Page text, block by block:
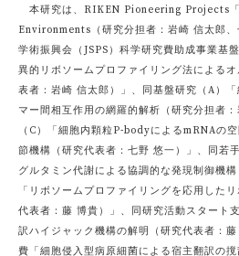
本研究は、RIKEN Pioneering Projects
Environments（研究分担者：岩崎 信太郎
学術振興会（JSPS）科学研究費助成事業基
異的リボソームプロファイリング法による
表者：岩崎 信太郎）」、同基盤研究（A）
マー間相互作用の網羅的解析（研究分担者
（C）「細胞内顆粒P-bodyによるmRNAの
節機構（研究代表者：七野 悠一）」、同若
グルタミン代謝による協調的な発現制御機
「リボソームプロファイリングを応用した
代表者：藤 博貴）」、同研究活動スタート
訳ハイジャック機構の解明（研究代表者：
費「細胞侵入型病原細菌による宿主翻訳の撹